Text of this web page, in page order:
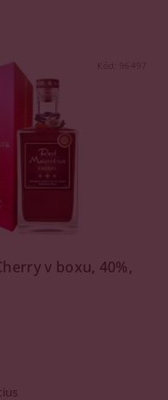
Kód: 96497
v boxu, 40%,